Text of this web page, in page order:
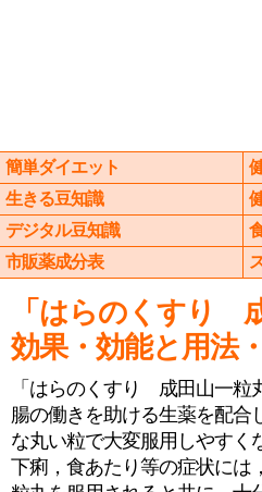
簡単ダイエット
生きる豆知識
デジタル豆知識
市販薬成分表
「はらのくすり
効果・効能と用法
「はらのくすり 成田山一粒
腸の働きを助ける生薬を配合
な丸い粒で大変服用しやすく
下痢，食あたり等の症状に